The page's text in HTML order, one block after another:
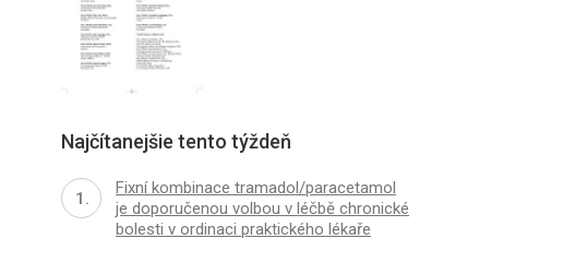
Najčítanejšie tento týždeň
Fixní kombinace tramadol/paracetamol
je doporučenou volbou v léčbě chronické
bolesti v ordinaci praktického lékaře